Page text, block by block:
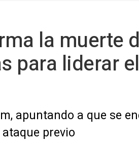
la muerte
para liderar
apuntando a que se
previo